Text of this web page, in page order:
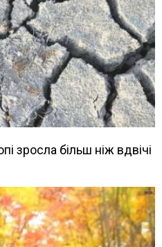
зросла більш ніж вдвічі